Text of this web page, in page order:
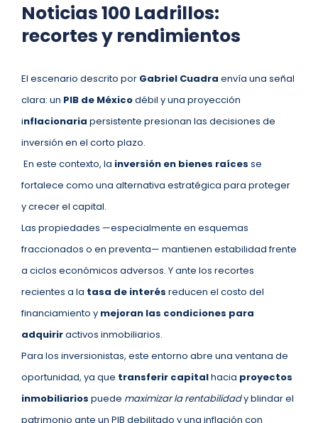
Noticias 100 Ladrillos:
recortes y rendimientos
El escenario descrito por Gabriel Cuadra envía una señal
clara: un PIB de Méxicodébil y una proyección
inflacionaria persistente presionan las decisiones de
inversión en el corto plazo.
En este contexto, la inversión en bienes raíces se
fortalece como una alternativa estratégica para proteger
y crecer el capital.
Las propiedades —especialmente en esquemas
fraccionados o en preventa— mantienen estabilidad frente
a ciclos económicos adversos. Y ante los recortes
recientes a la tasa de interés reducen el costo del
financiamiento y mejoran las condiciones para
adquiriractivos inmobiliarios.
Para los inversionistas, este entorno abre una ventana de
oportunidad, ya que transferir capitalhacia proyectos
inmobiliarios puede maximizar la rentabilidady blindar el
patrimonio ante un PIB debilitado y una inflación con